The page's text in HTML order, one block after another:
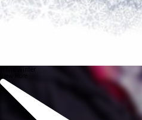
White Winter